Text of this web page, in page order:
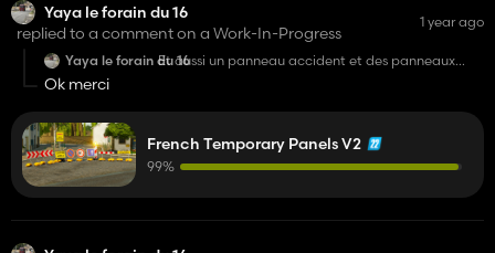
Yaya le forain du 16
replied to a comment on a Work-In-Progress
1 year ago
Yaya le forain du 16Et aussi un panneau accident et des panneaux
Ok merci
French Temporary Panels V2
99%